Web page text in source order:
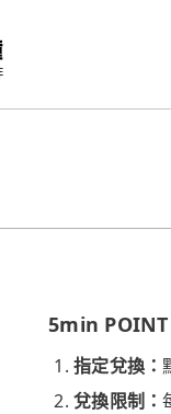
5min POINT
指定兌換：
兌換限制：